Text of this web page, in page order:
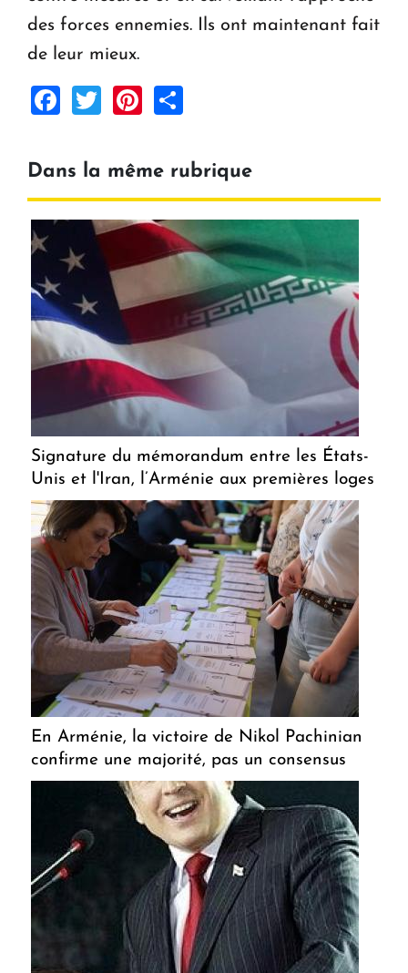
des forces ennemies. Ils ont maintenant fait
de leur mieux.
Facebook
TwitterPinterest
Dans la même rubrique
Signature du mémorandum entre les États-
Unis et l'Iran, l’Arménie aux premières loges
En Arménie, la victoire de Nikol Pachinian
confirme une majorité, pas un consensus